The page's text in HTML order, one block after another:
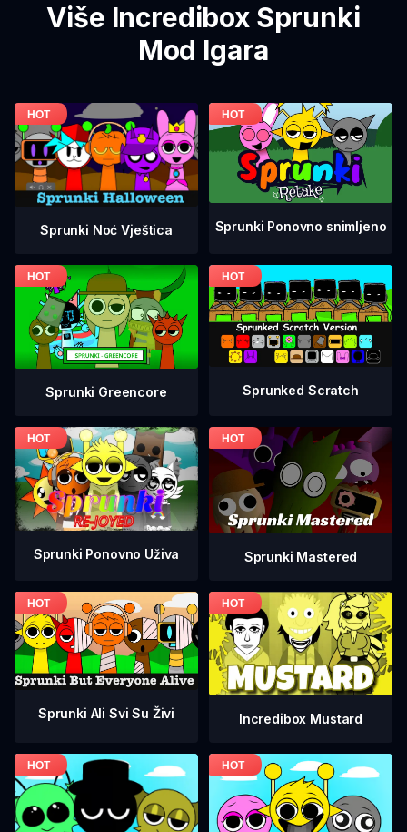
Više Incredibox Sprunki
Mod Igara
Sprunki Noć Vještica Sprunki Ponovno snimljeno
Sprunki Greencore Sprunked Scratch
Sprunki Ponovno Uživa Sprunki Mastered
Sprunki Ali Svi Su Živi Incredibox Mustard